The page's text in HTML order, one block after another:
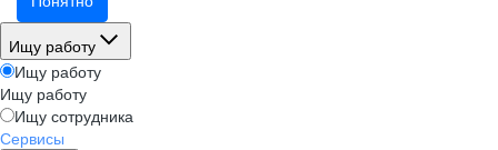
Ищу работу
Ищу работу
Ищу работу
Ищу сотрудника
Сервисы